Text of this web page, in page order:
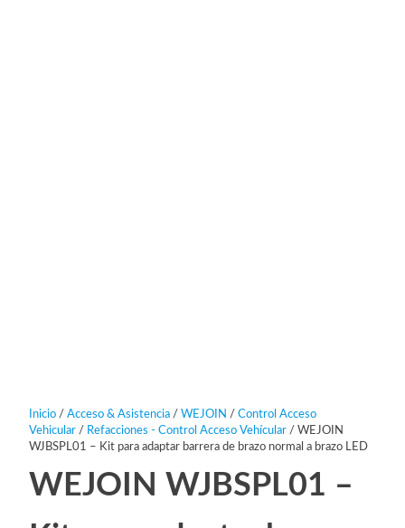
Inicio/ Acceso & Asistencia/ WEJOIN / Control Acceso
Vehicular/ Refacciones - Control Acceso Vehícular/ WEJOIN
WJBSPL01 – Kit para adaptar barrera de brazo normal a brazo LED
WEJOIN WJBSPL01 –